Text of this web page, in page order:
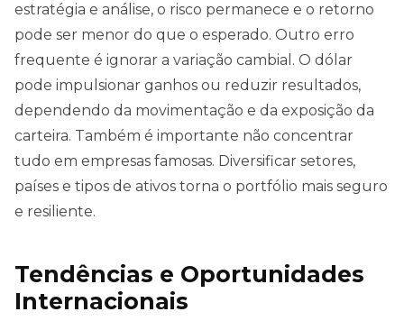
estratégia e análise, o risco permanece e o retorno
pode ser menor do que o esperado. Outro erro
frequente é ignorar a variação cambial. O dólar
pode impulsionar ganhos ou reduzir resultados,
dependendo da movimentação e da exposição da
carteira. Também é importante não concentrar
tudo em empresas famosas. Diversificar setores,
países e tipos de ativos torna o portfólio mais seguro
e resiliente.
Tendências e Oportunidades
Internacionais